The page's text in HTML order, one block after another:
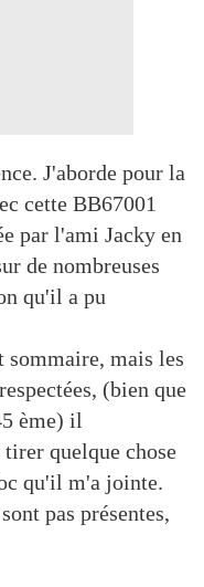
J'aborde pour la
cette BB67001
par l'ami Jacky en
de nombreuses
qu'il a pu
sommaire, mais les
(bien que
ème) il
quelque chose
qu'il m'a jointe.
pas présentes,